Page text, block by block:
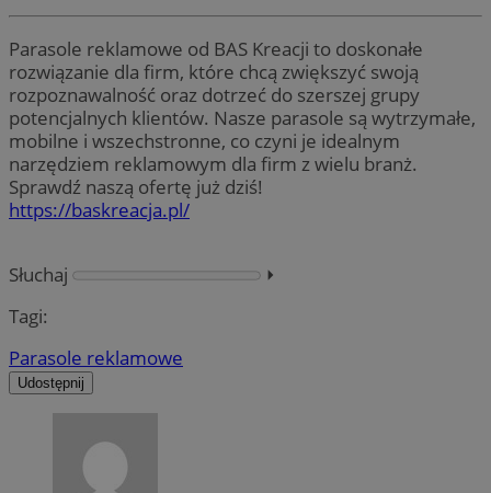
Parasole reklamowe od BAS Kreacji to doskonałe
rozwiązanie dla firm, które chcą zwiększyć swoją
rozpoznawalność oraz dotrzeć do szerszej grupy
potencjalnych klientów. Nasze parasole są wytrzymałe,
mobilne i wszechstronne, co czyni je idealnym
narzędziem reklamowym dla firm z wielu branż.
Sprawdź naszą ofertę już dziś!
https://baskreacja.pl/
Słuchaj
⏵︎
Tagi:
Parasole reklamowe
Udostępnij